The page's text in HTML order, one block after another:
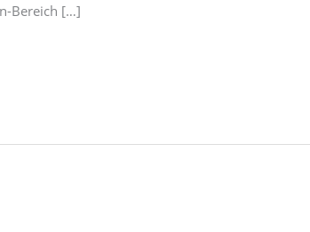
Bereich […]